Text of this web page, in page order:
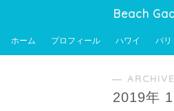
Beach
ホーム プロフィール ハワイ バリ
―
2019年